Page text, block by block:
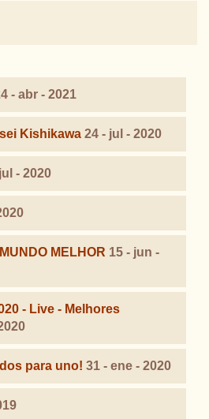
- abr - 2021
Kishikawa 24 - jul - 2020
- 2020
MELHOR 15 - jun -
- Live - Melhores
para uno! 31 - ene - 2020